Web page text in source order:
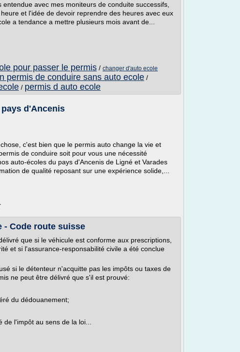
avec mes moniteurs de conduite successifs,
et l'idée de devoir reprendre des heures avec eux
a tendance a mettre plusieurs mois avant de...
pour passer le permis / changer d'auto ecole
permis de conduire sans auto ecole /
/ permis d auto ecole
d'Ancenis
c'est bien que le permis auto change la vie et
de conduire soit pour vous une nécessité
auto-écoles du pays d'Ancenis de Ligné et Varades
de qualité reposant sur une expérience solide,...
- Code route suisse
que si le véhicule est conforme aux prescriptions,
et si l'assurance-responsabilité civile a été conclue
si le détenteur n'acquitte pas les impôts ou taxes de
ne peut être délivré que s'il est prouvé:
du dédouanement;
l'impôt au sens de la loi...